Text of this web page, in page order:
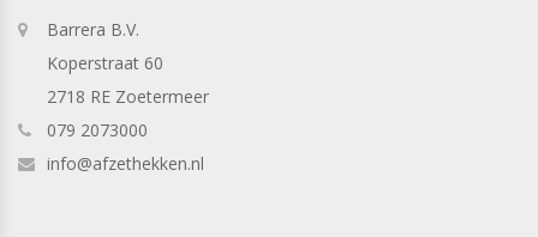
Barrera B.V.
Koperstraat 60
2718 RE Zoetermeer
079 2073000
info@afzethekken.nl